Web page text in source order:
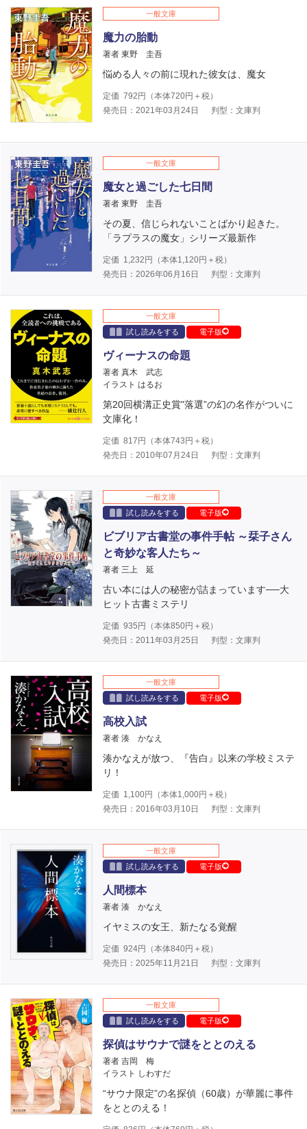
一般文庫
魔力の胎動
著者 東野 圭吾
悩める人々の前に現れた彼女は、魔女
定価 792 円（本体720円＋税）
発売日：2021年03月24日
判型：文庫判
一般文庫
魔女と過ごした七日間
著者 東野 圭吾
その夏、信じられないことばかり起きた。
「ラプラスの魔女」シリーズ最新作
定価 1,232 円（本体1,120円＋税）
発売日：2026年06月16日
判型：文庫判
一般文庫
試し読みをする
電子版
ヴィーナスの命題
著者 真木 武志
イラスト はるお
第20回横溝正史賞"落選”の幻の名作がついに
文庫化！
定価 817 円（本体743 円＋税）
発売日：2010年07月24日
判型：文庫判
一般文庫
試し読みをする
電子版
ビブリア古書堂の事件手帖 ～栞子さん
と奇妙な客人たち～
著者 三上 延
古い本には人の秘密が詰まっています──大
ヒット古書ミステリ
定価 935 円（本体850円＋税）
発売日：2011年03月25日
判型：文庫判
一般文庫
試し読みをする
電子版
高校入試
著者 湊 かなえ
湊かなえが放つ、『告白』以来の学校ミステ
リ！
定価 1,100円（本体1,000円＋税）
発売日：2016年03月10日
判型：文庫判
一般文庫
試し読みをする
電子版
人間標本
著者 湊 かなえ
イヤミスの女王、新たなる覚醒
定価 924円（本体840円＋税）
発売日：2025年11月21日
判型：文庫判
一般文庫
試し読みをする
電子版
探偵はサウナで謎をととのえる
著者 吉岡 梅
イラスト しわすだ
“サウナ限定”の名探偵（60歳）が華麗に事件
をととのえる！